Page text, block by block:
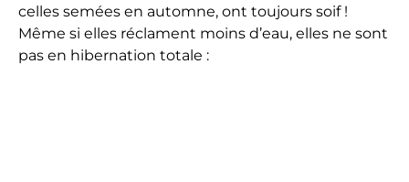
celles semées en automne, ont toujours soif !
Même si elles réclament moins d’eau, elles ne sont
pas en hibernation totale :